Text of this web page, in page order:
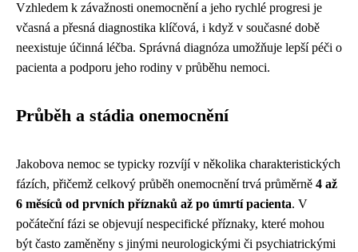
Vzhledem k závažnosti onemocnění a jeho rychlé progresi je
včasná a přesná diagnostika klíčová, i když v současné době
neexistuje účinná léčba. Správná diagnóza umožňuje lepší péči o
pacienta a podporu jeho rodiny v průběhu nemoci.
Průběh a stádia onemocnění
Jakobova nemoc se typicky rozvíjí v několika charakteristických
fázích, přičemž celkový průběh onemocnění trvá průměrně 4 až
6 měsíců od prvních příznaků až po úmrtí pacienta. V
počáteční fázi se objevují nespecifické příznaky, které mohou
být často zaměněny s jinými neurologickými či psychiatrickými